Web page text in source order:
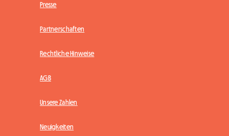
Presse
Partnerschaften
Rechtliche Hinweise
AGB
Unsere Zahlen
Neuigkeiten